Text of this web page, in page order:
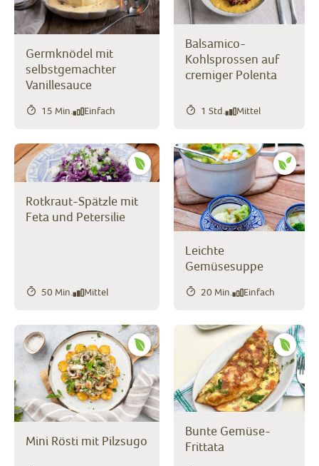
Germknödel mit
selbstgemachter
Vanillesauce
15 Min. Einfach
Balsamico-
Kohlsprossen auf
cremiger Polenta
1 Std. Mittel
Rotkraut-Spätzle mit
Feta und Petersilie
50 Min. Mittel
Leichte
Gemüsesuppe
20 Min. Einfach
Mini Rösti mit Pilzsugo
Bunte Gemüse-
Frittata